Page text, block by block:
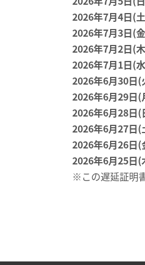
2026年7月4日(
2026年7月3日(
2026年7月2日(
2026年7月1日(
2026年6月30日(
2026年6月29日(
2026年6月28日(
2026年6月27日(
2026年6月26日(
2026年6月25日(
※この遅延証明